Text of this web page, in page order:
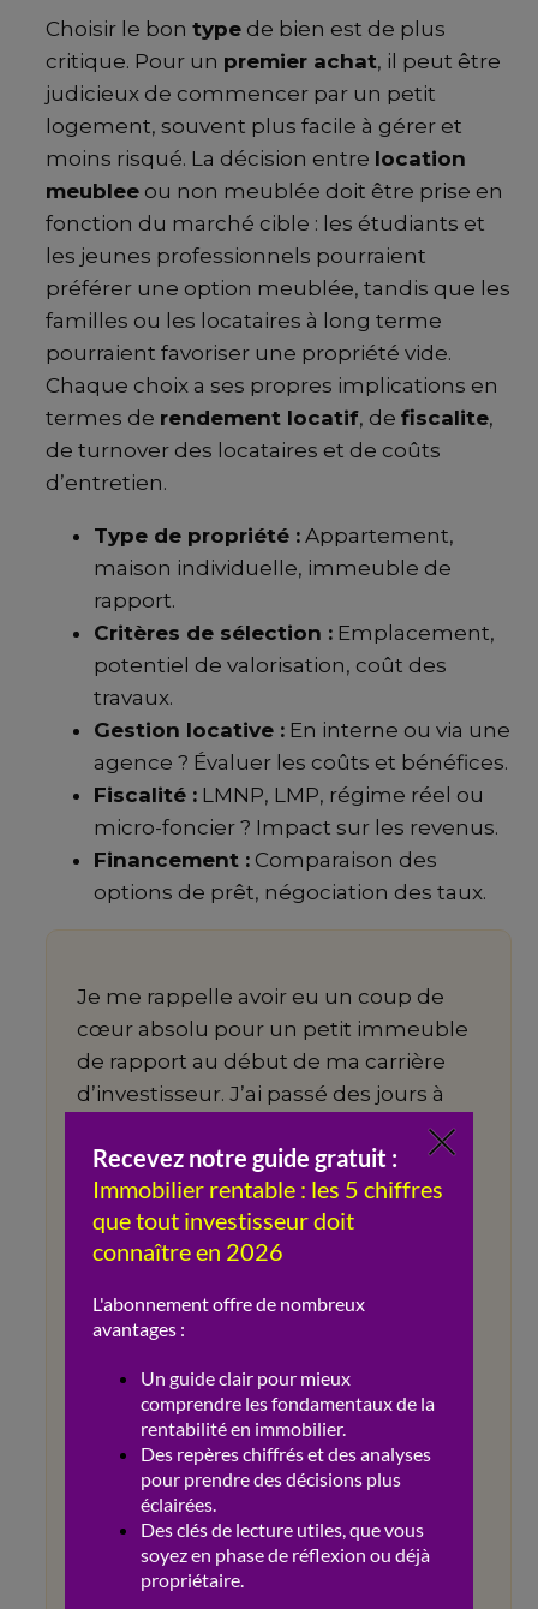
Choisir le bon type de bien est de plus
critique. Pour un premier achat, il peut être
judicieux de commencer par un petit
logement, souvent plus facile à gérer et
moins risqué. La décision entre location
meublee ou non meublée doit être prise en
fonction du marché cible : les étudiants et
les jeunes professionnels pourraient
préférer une option meublée, tandis que les
familles ou les locataires à long terme
pourraient favoriser une propriété vide.
Chaque choix a ses propres implications en
termes de rendement locatif, de fiscalite,
de turnover des locataires et de coûts
d’entretien.
Type de propriété : Appartement,
maison individuelle, immeuble de
rapport.
Critères de sélection : Emplacement,
potentiel de valorisation, coût des
travaux.
Gestion locative : En interne ou via une
agence ? Évaluer les coûts et bénéfices.
Fiscalité : LMNP, LMP, régime réel ou
micro-foncier ? Impact sur les revenus.
Financement : Comparaison des
options de prêt, négociation des taux.
Je me rappelle avoir eu un coup de
cœur absolu pour un petit immeuble
de rapport au début de ma carrière
d’investisseur. J’ai passé des jours à
projeter les travaux et à imaginer la
mise en location avant même d’avoir
poussé la porte de ma banque. La
prise de conscience a été
douloureuse lorsque mon conseiller
d’endettement ne permettait pas un
leçon : j’avais perdu un temps
précieux par excès d’enthousiasme.
Depuis, ma règle d’or est de valider
ma capacité d’emprunt avant chaque
nouveau projet : cela évite les
déceptions et permet d’être le plus
réactif possible lorsqu’une véritable